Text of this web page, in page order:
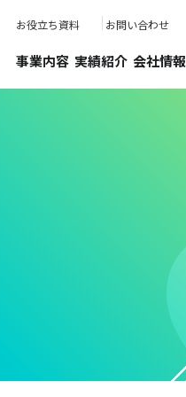
お役立ち資料 お問い合わせ
事業内容 実績紹介 会社情報